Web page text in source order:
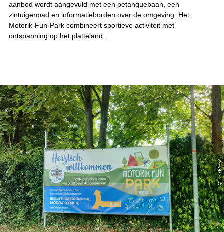
aanbod wordt aangevuld met een petanquebaan, een
zintuigenpad en informatieborden over de omgeving. Het
Motorik-Fun-Park combineert sportieve activiteit met
ontspanning op het platteland.
© CC-BY-SA |